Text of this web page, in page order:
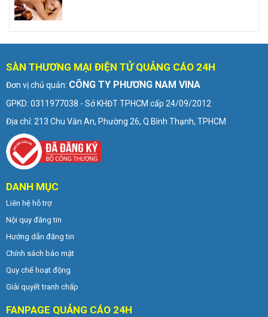
SÀN THƯƠNG MẠI ĐIỆN TỬ QUẢNG CÁO 24H
Đơn vị chủ quản: CÔNG TY PHƯƠNG NAM VINA
GPKD: 0311977038 - Sở KHĐT TPHCM cấp 24/09/2012
Địa chỉ: 213 Chu Văn An, Phường 26, Q.Bình Thạnh, TPHCM
DANH MỤC
Liên hệ hỗ trợ
Nội quy đăng tin
Hướng dẫn đăng tin
Chính sách bảo mật
Quy chế hoạt động
Giải quyết tranh chấp
FANPAGE QUẢNG CÁO 24H